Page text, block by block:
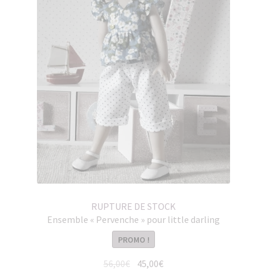
RUPTURE DE STOCK
Ensemble « Pervenche » pour little darling
PROMO !
56,00€ Le45,00€Le